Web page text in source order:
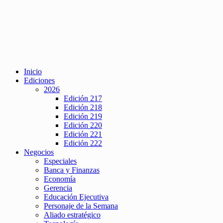
Inicio
Ediciones
2026
Edición 217
Edición 218
Edición 219
Edición 220
Edición 221
Edición 222
Negocios
Especiales
Banca y Finanzas
Economía
Gerencia
Educación Ejecutiva
Personaje de la Semana
Aliado estratégico